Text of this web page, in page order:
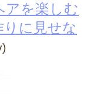
アを楽しむ
に見せな